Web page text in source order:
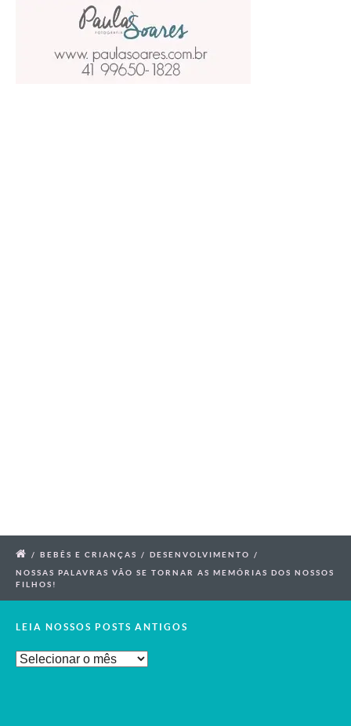
/ BEBÊS E CRIANÇAS / DESENVOLVIMENTO /
NOSSAS PALAVRAS VÃO SE TORNAR AS MEMÓRIAS DOS NOSSOS
FILHOS!
LEIA NOSSOS POSTS ANTIGOS
Leia